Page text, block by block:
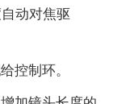
动对焦驱
控制环。